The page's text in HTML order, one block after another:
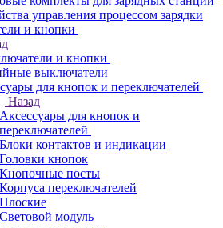
управления процессом зарядки
и кнопки
и кнопки
выключатели
для кнопок и переключателей
Назад
Аксессуары для кнопок и
переключателей
Блоки контактов и индикации
Головки кнопок
Кнопочные посты
Корпуса переключателей
Плоские
Световой модуль